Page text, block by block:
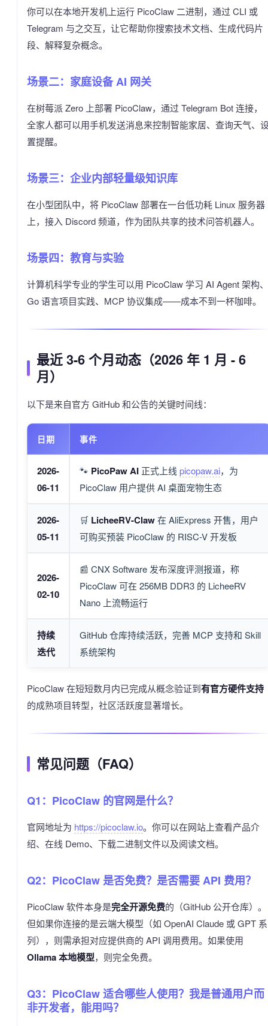
你可以在本地开发机上运行 PicoClaw 二进制，通过 CLI 或
Telegram 与之交互，让它帮助你搜索技术文档、生成代码片
段、解释复杂概念。
场景二：家庭设备 AI 网关
在树莓派 Zero 上部署 PicoClaw，通过 Telegram Bot 连接，
全家人都可以用手机发送消息来控制智能家居、查询天气、
置提醒。
场景三：企业内部轻量级知识库
在小型团队中，将 PicoClaw 部署在一台低功耗 Linux 服务器
上，接入 Discord 频道，作为团队共享的技术问答机器人。
场景四：教育与实验
计算机科学专业的学生可以用 PicoClaw 学习 AI Agent 架构、
Go 语言项目实践、MCP 协议集成——成本不到一杯咖啡。
最近 3-6 个月动态（2026 年 1 月 - 6
月）
以下是来自官方 GitHub 和公告的关键时间线：
日期 事件
2026-
06-11
🐾 PicoPaw AI 正式上线 picopaw.ai，为
PicoClaw 用户提供 AI 桌面宠物生态
2026-
05-11
🛒 LicheeRV-Claw在 AliExpress 开售，用户
可购买预装 PicoClaw 的 RISC-V 开发板
2026-
02-10
📰 CNX Software 发布深度评测报道，称
PicoClaw 可在 256MB DDR3 的 LicheeRV
Nano 上流畅运行
持续
迭代
GitHub 仓库持续活跃，完善 MCP 支持和 Skill
系统架构
PicoClaw 在短短数月内已完成从概念验证到有官方硬件支持
的成熟项目转型，社区活跃度显著增长。
常见问题（FAQ）
Q1：PicoClaw 的官网是什么？
官网地址为 https://picoclaw.io。你可以在网站上查看产品介
绍、在线 Demo、下载二进制文件以及阅读文档。
Q2：PicoClaw 是否免费？是否需要 API 费用？
PicoClaw 软件本身是完全开源免费的（GitHub 公开仓库）。
但如果你连接的是云端大模型（如 OpenAI Claude 或 GPT 系
列），则需承担对应提供商的 API 调用费用。如果使用
Ollama 本地模型，则完全免费。
Q3：PicoClaw 适合哪些人使用？我是普通用户而
非开发者，能用吗？